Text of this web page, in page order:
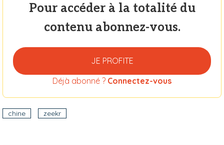
Pour accéder à la totalité du
contenu abonnez-vous.
JE PROFITE
Déjà abonné ? Connectez-vous
chine zeekr